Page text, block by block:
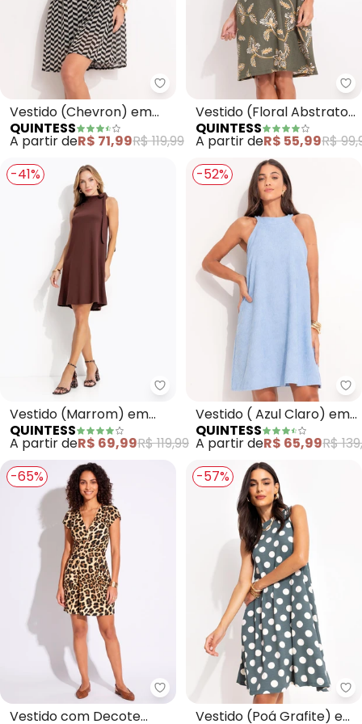
Quintess - Vestido (Chevron)
Vestido (Chevron) em
Malha Plissada
QUINTESS
A partir deR$ 71,99R$ 119,99
Vestido (Floral Abstrato)
em Malha de Viscose
QUINTESS
A partir deR$ 55,99R$
-41%
Quintess - Vestido (Marrom)
Vestido (Marrom) em
Malha de Algodão
QUINTESS
A partir deR$ 69,99R$ 119,99
-52%
Vestido ( Azul Claro) em
Tecido de Cotelê.
QUINTESS
A partir deR$ 65,99R$
-65%
Quintess - Vestido com
Vestido com Decote
-57%
Vestido (Poá Grafite) em